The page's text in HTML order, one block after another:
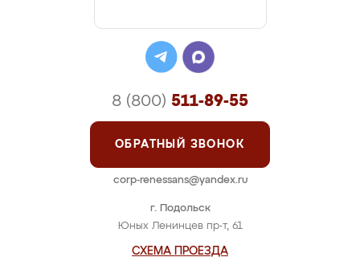
г. Подольск
Юных Ленинцев пр-т, 61
СХЕМА ПРОЕЗДА
8 (800) 511-89-55
ОБРАТНЫЙ ЗВОНОК
corp-renessans@yandex.ru